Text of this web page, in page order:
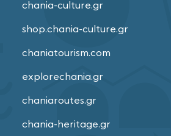
chania-culture.gr
shop.chania-culture.gr
chaniatourism.com
explorechania.gr
chaniaroutes.gr
chania-heritage.gr